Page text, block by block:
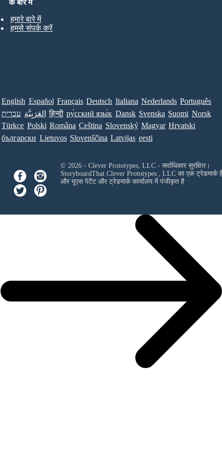
के बारे में
हमारे बारे में
हमसे संपर्क करें
English Español Français Deutsch Italiana Nederlands Português
עברית العَرَبِيَّة हिन्दी ру́сский язы́к Dansk Svenska Suomi Norsk
Türkçe Polski Româna Ceština Slovenský Magyar Hrvatski
български Lietuvos Slovenščina Latvijas eesti
© 2026 - Clever Prototypes, LLC - सर्वाधिकार सुरक्षित।
StoryboardThat Clever Prototypes , LLCका एक ट्रेडमार्क
और यूएस पेटेंट और ट्रेडमार्क कार्यालय में पंजीकृत है